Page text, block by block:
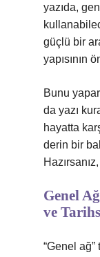
yazıda,
güçlü bir
yapısının
Bunu
da yazı
hayatta
derin bir
Genel
ve
“Genel